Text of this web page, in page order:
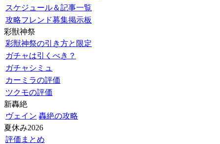
スケジュール＆記事一覧
攻略フレンド募集掲示板
彩獣神祭
彩獣神祭の引き方と限定
ガチャは引くべき？
ガチャシミュ
カーミラの評価
ツクモの評価
新轟絶
ヴェイン 轟絶の攻略
夏休み2026
評価まとめ